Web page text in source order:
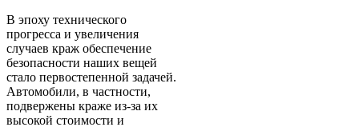
В эпоху технического
прогресса и увеличения
случаев краж обеспечение
безопасности наших вещей
стало первостепенной задачей.
Автомобили, в частности,
подвержены краже из-за их
высокой стоимости и